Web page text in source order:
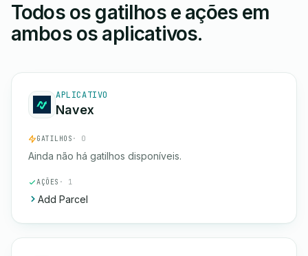
Todos os gatilhos e ações em
ambos os aplicativos.
APLICATIVO
Navex
GATILHOS · 0
Ainda não há gatilhos disponíveis.
AÇÕES · 1
Add Parcel